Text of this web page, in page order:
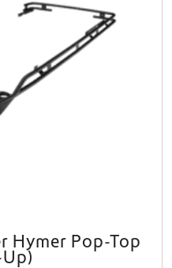
Hymer Pop-Top